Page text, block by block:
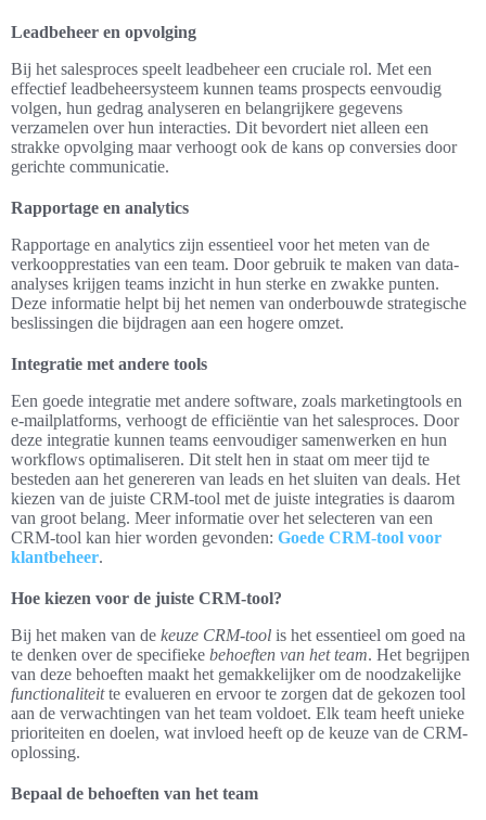
Leadbeheer en opvolging
Bij het salesproces speelt leadbeheer een cruciale rol. Met een
effectief leadbeheersysteem kunnen teams prospects eenvoudig
volgen, hun gedrag analyseren en belangrijkere gegevens
verzamelen over hun interacties. Dit bevordert niet alleen een
strakke opvolging maar verhoogt ook de kans op conversies door
gerichte communicatie.
Rapportage en analytics
Rapportage en analytics zijn essentieel voor het meten van de
verkoopprestaties van een team. Door gebruik te maken van data-
analyses krijgen teams inzicht in hun sterke en zwakke punten.
Deze informatie helpt bij het nemen van onderbouwde strategische
beslissingen die bijdragen aan een hogere omzet.
Integratie met andere tools
Een goede integratie met andere software, zoals marketingtools en
e-mailplatforms, verhoogt de efficiëntie van het salesproces. Door
deze integratie kunnen teams eenvoudiger samenwerken en hun
workflows optimaliseren. Dit stelt hen in staat om meer tijd te
besteden aan het genereren van leads en het sluiten van deals. Het
kiezen van de juiste CRM-tool met de juiste integraties is daarom
van groot belang. Meer informatie over het selecteren van een
CRM-tool kan hier worden gevonden: Goede CRM-tool voor
klantbeheer.
Hoe kiezen voor de juiste CRM-tool?
Bij het maken van de keuze CRM-tool is het essentieel om goed na
te denken over de specifieke behoeften van het team. Het begrijpen
van deze behoeften maakt het gemakkelijker om de noodzakelijke
functionaliteitte evalueren en ervoor te zorgen dat de gekozen tool
aan de verwachtingen van het team voldoet. Elk team heeft unieke
prioriteiten en doelen, wat invloed heeft op de keuze van de CRM-
oplossing.
Bepaal de behoeften van het team